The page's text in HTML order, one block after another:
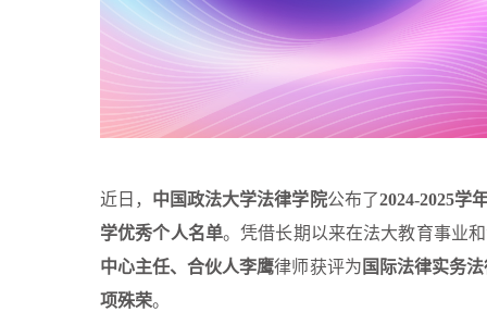
近日， 中国政法大学法律学院公布了2024-2025学
学优秀个人名单。凭借长期以来在法大教育事业
中心主任、合伙人李鹰律师获评为 国际法律实务
项殊荣。